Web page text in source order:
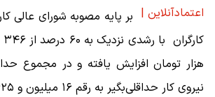
اعتمادآنلاین | بر پایه مصوبه شورای عالی
هزار تومان افزایش یافته و در مجموع
نیروی کار حداقلی‌بگیر به رقم ۱۶ میلیون و ۶۲۵ هزار تومان رسید.